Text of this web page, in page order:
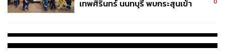
เทพศิรินทร์ นนทบุรี พบกระสุนเข้า